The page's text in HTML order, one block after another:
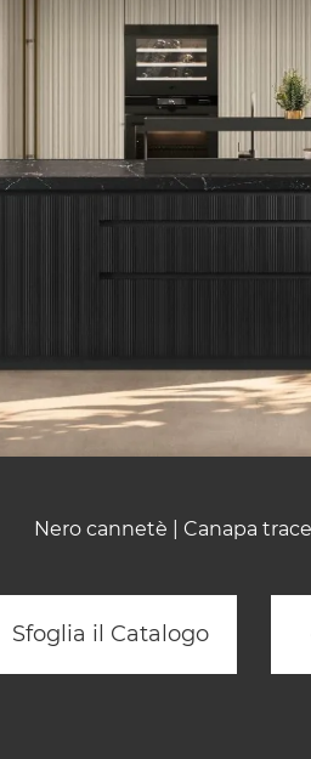
Nero cannetè | Canapa
Sfoglia il Catalogo